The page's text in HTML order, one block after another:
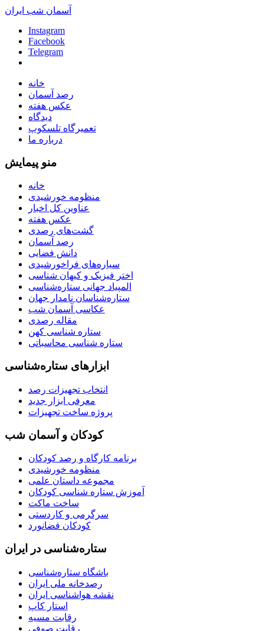
آسمان شب ایران
Instagram
Facebook
Telegram
خانه
رصد آسمان
عکس هفته
دیدگاه
تعمیرگاه تلسکوپ
درباره ما
منو پیمایش
خانه
منظومه خورشیدی
عناوین کل اخبار
عکس هفته
گشت‌های رصدی
رصد آسمان
دانش فضایی
سیاره‌های فراخورشیدی
اختر فیزیک و کیهان شناسی
المپیاد جهانی ستاره‌شناسی
ستاره‌شناسان نامدار جهان
عکاسی آسمان شب
مقاله رصدی
ستاره شناسی کهن
ستاره شناسی محاسباتی
ابزارهای ستاره‌شناسی
انتخاب تجهیزات رصد
معرفی ابزار جدید
پروژه ساخت تجهیزات
کودکان و آسمان شب
برنامه‌ کارگاه و رصد کودکان
منظومه خورشیدی
مجموعه داستان علمی
آموزش ستاره شناسی کودکان
ساخت ماکت
سرگرمی و کاردستی
کودکان فضانورد
ستاره‌شناسی در ایران
باشگاه ستاره‌شناسی
رصدخانه ملی ایران
نقشه هواشناسی ایران
استار کاپ
رقابت مسیه
رقابت صوفی